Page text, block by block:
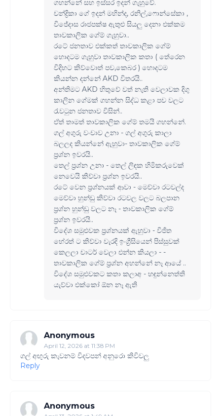
ගහන්නේ සහ ඉස්සර ඉදන් ගැහුවේ.
චන්ද්‍රිකා ගේ ඉදන් මහින්ද, රනිල්,ෆොන්සේකා ,
විජේදාස රාජපක්ෂ ඇතුළු සියලු දෙනා එක්කම
තාවකාලික ගේම් ගැහුවා..
රටේ ජනතාව එක්කත් තාවකාලික ගේම්
හොදටම ගැහුවා තාවකාලික කතා ( තේරෙන
විදිහට කිව්වොත් පච,කෙබර ) හොදටම
කියන්න දන්නේ AKD විතරයි..
අන්තිමට AKD හිතුවේ වත් නැති වෙලාවක දිගු
කාලින ගේමක් ගහන්න සිද්ධ කළා පච වලට
රැවටුන ජනතාව විසින්..
ඒත් තාමත් තාවකාලික ගේම් තමයි ගහන්නේ.
ගල් අගුරු වංචාව උනා - ගල් අගුරු කාලා
බලලද කියන්නේ ඇහුවා- තාවකාලික ගේම්
ප්‍රශ්න ඉවරයි..
තෙල් ප්‍රශ්න උනා - තෙල් ලිඳක හිමිකරුවෙක්
නෙවෙයි කිව්වා ප්‍රශ්න ඉවරයි..
රටේ වෙන ප්‍රශ්නයක් ආවා - මෙව්වා රටවල්ද
මෙව්වා හුන්ඩු කිව්වා රටවල වලට බලපාන
ප්‍රශ්න හුන්ඩු වලට නෑ - තාවකාලික ගේම්
ප්‍රශ්න ඉවරයි..
විදේශ සමුළුවක ප්‍රශ්නයක් ඇහුවා - විජිත
හේරත් ට කිව්වා වැරදි ඉංග්‍රීසියෙන් පිස්සුවක්
කෙලලා චාටර් වෙලා එන්න කියලා - -
තාවකාලික ගේම් ප්‍රශ්න අහන්නේ නෑ ආයේ ..
විදේශ සමුළුවකට කතා කලාඅ - හඳුන්නෙත්ති
යැව්වා එක්කෝ ඕන නෑ ඇති
Anonymous
April 12, 2026 at 11:38 PM
ගල් අඟුරු කැවනම් විදවපන් අනුරො කිවිවලු
Reply
Anonymous